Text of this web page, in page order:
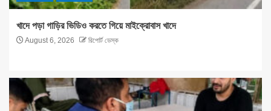
খাদে পড়া গাড়ির ভিডিও করতে গিয়ে মাইক্রোবাস খাদে
August 6, 2026 রিপোর্ট ডেস্ক